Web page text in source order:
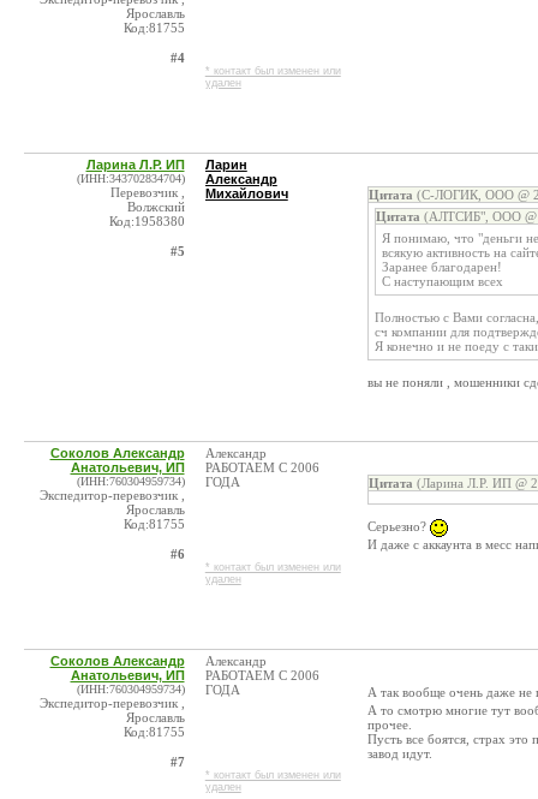
Ярославль
Код:81755
#4
* контакт был изменен или
удален
Ларина Л.Р. ИП
(ИНН:343702834704)
Перевозчик ,
Волжский
Код:1958380
#5
Ларин
Александр
Михайлович
Цитата (С-ЛОГИК, ООО @
Цитата (АЛТСИБ", ООО @
Я понимаю, что "деньги
всякую активность на
Заранее благодарен!
С наступающим всех
Полностью с Вами
сч компании для
Я конечно и не поеду с
вы не поняли , мошенники
Соколов Александр
Анатольевич, ИП
(ИНН:760304959734)
Экспедитор-перевозчик ,
Ярославль
Код:81755
#6
Александр
РАБОТАЕМ С 2006
ГОДА
* контакт был изменен или
удален
Цитата (Ларина Л.Р. ИП @
Серьезно?
И даже с аккаунта в месс
Соколов Александр
Анатольевич, ИП
(ИНН:760304959734)
Экспедитор-перевозчик ,
Ярославль
Код:81755
#7
Александр
РАБОТАЕМ С 2006
ГОДА
* контакт был изменен или
удален
А так вообще очень даже не
А то смотрю многие тут
прочее.
Пусть все боятся, страх это
завод идут.